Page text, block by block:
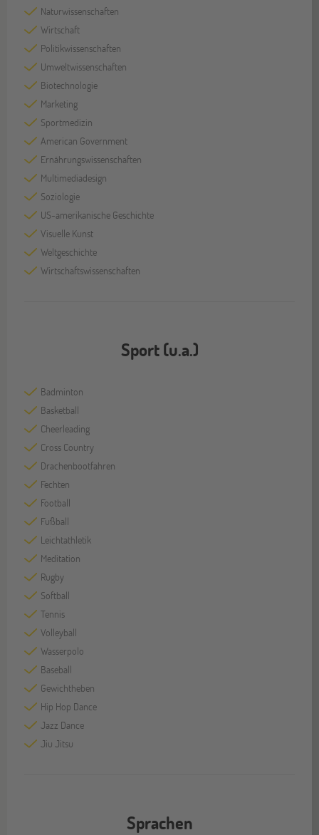
Naturwissenschaften
Wirtschaft
Politikwissenschaften
Umweltwissenschaften
Biotechnologie
Marketing
Sportmedizin
American Government
Ernährungswissenschaften
Multimediadesign
Soziologie
US-amerikanische Geschichte
Visuelle Kunst
Weltgeschichte
Wirtschaftswissenschaften
Sport (u.a.)
Badminton
Basketball
Cheerleading
Cross Country
Drachenbootfahren
Fechten
Football
Fußball
Leichtathletik
Meditation
Rugby
Softball
Tennis
Volleyball
Wasserpolo
Baseball
Gewichtheben
Hip Hop Dance
Jazz Dance
Jiu Jitsu
Sprachen